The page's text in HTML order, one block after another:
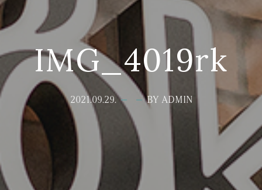
IMG_4019rk
2021.09.29. BY ADMIN